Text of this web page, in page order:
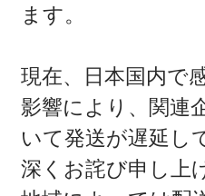
ます。
現在、日本国内で
影響により、関連
いて発送が遅延し
深くお詫び申し上